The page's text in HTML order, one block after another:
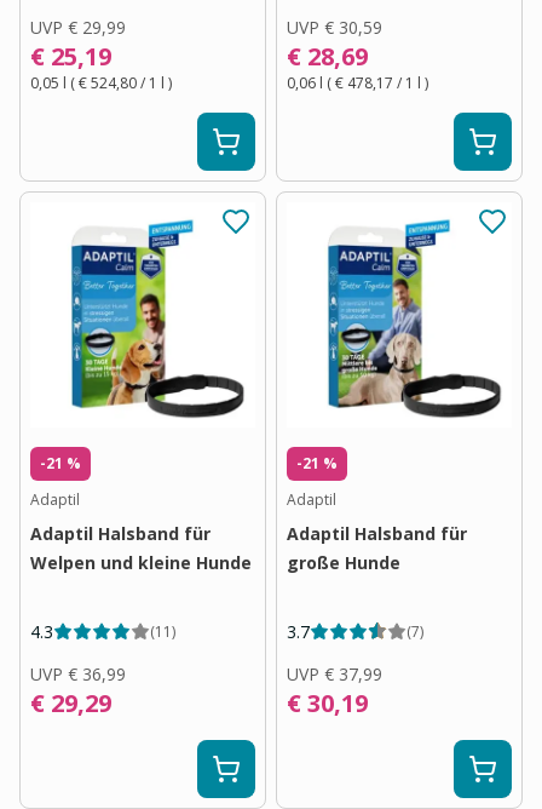
UVP € 29,99
€ 25,19
0,05 l (€ 524,80/ 1 l )
UVP € 30,59
€ 28,69
0,06 l (€ 478,17 / 1 l )
-21 %
Adaptil
Adaptil Halsband für
Welpen und kleine Hunde
4.3 (11)
UVP € 36,99
€ 29,29
-21 %
Adaptil
Adaptil Halsband für
große Hunde
3.7 (7)
UVP € 37,99
€ 30,19